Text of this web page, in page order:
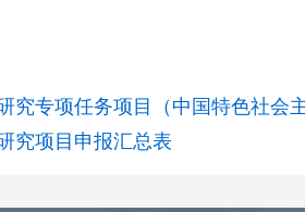
究专项任务项目（中国特色社会
究项目申报汇总表